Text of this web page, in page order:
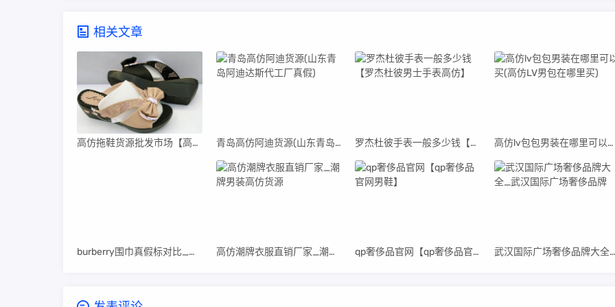
相关文章
高仿拖鞋货源批发市场【高仿拖鞋货源批发市场在哪里】 青岛高仿阿迪货源(山东青岛阿迪达斯代工厂真假) 罗杰杜彼手表一般多少钱【罗杰杜彼男士手表高仿】 高仿lv包包男装在哪里可以买(高仿LV男包在哪里买)
burberry围巾真假标对比_高仿burberry围巾 高仿潮牌衣服直销厂家_潮牌男装高仿货源 qp奢侈品官网【qp奢侈品官网男鞋】 武汉国际广场奢侈品牌大全_武汉国际广场奢侈品牌